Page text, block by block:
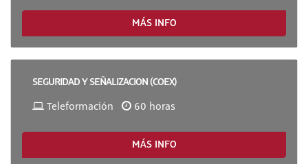
MÁS INFO
SEGURIDAD Y SEÑALIZACION (COEX)
Teleformación 60 horas
MÁS INFO